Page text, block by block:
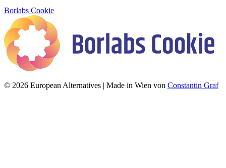
Borlabs Cookie
© 2026 European Alternatives | Made in Wien von Constantin Graf